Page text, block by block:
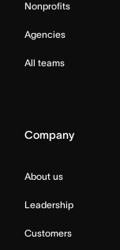
Nonprofits
Agencies
All teams
Company
About us
Leadership
Customers